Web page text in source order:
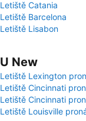
Letiště Catania
Letiště Barcelona
Letiště Lisabon
U New
Letiště Lexington
Letiště Cincinnati
Letiště Cincinnati
Letiště Louisville